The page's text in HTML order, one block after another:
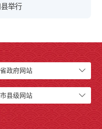
举行
省政府网站
市县级网站